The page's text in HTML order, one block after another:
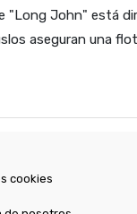
"Long John" está
aseguran una
cookies